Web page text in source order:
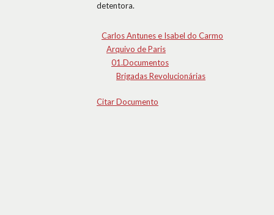
detentora.
Carlos Antunes e Isabel do Carmo
Arquivo de Paris
01.Documentos
Brigadas Revolucionárias
Citar Documento